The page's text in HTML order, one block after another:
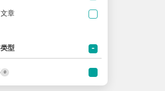
章
型
0